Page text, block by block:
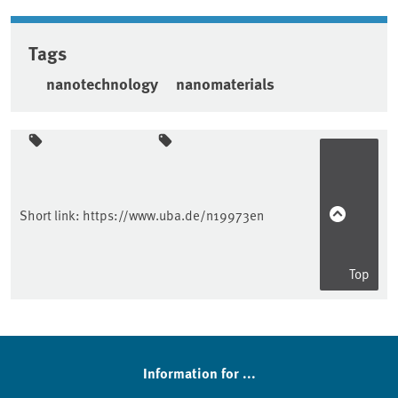
Tags
nanotechnology nanomaterials
Sidebar
Short link: https://www.uba.de/n19973en
Top
Information for ...